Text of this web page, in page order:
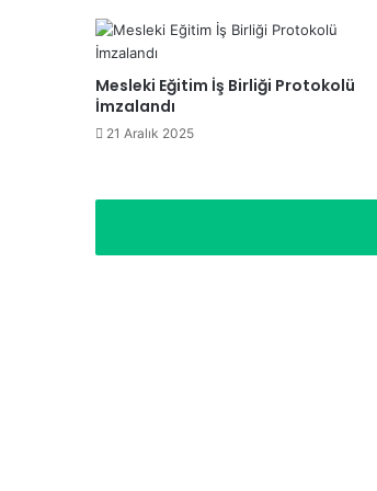
Mesleki Eğitim İş Birliği Protokolü
İmzalandı
21 Aralık 2025